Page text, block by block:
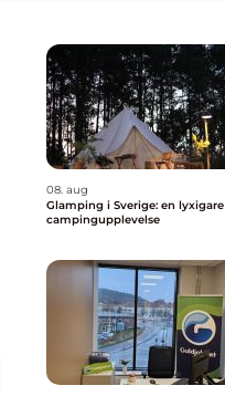
08. aug
Glamping i Sverige: en lyxigare
campingupplevelse